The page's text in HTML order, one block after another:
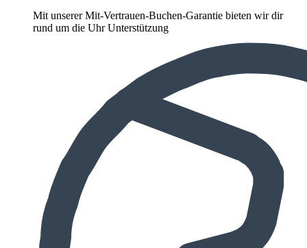
Mit unserer Mit-Vertrauen-Buchen-Garantie bieten wir dir
rund um die Uhr Unterstützung